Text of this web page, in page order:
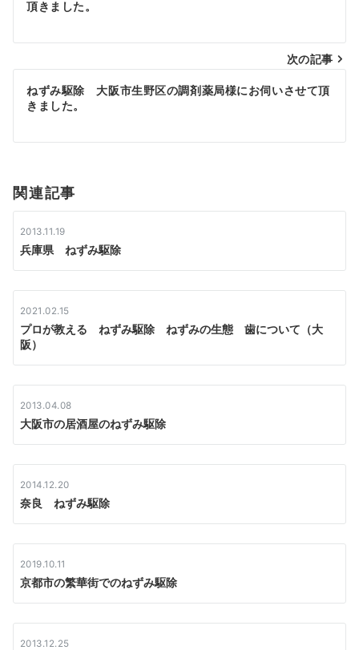
稿
ナ
ビ
ゲ
ョ
ン
頂きました。
次の記事
ねずみ駆除 大阪市生野区の調剤薬局様にお伺いさせて頂
きました。
関連記事
2013.11.19
兵庫県 ねずみ駆除
2021.02.15
プロが教える ねずみ駆除 ねずみの生態 歯について（大
阪）
2013.04.08
大阪市の居酒屋のねずみ駆除
2014.12.20
奈良 ねずみ駆除
2019.10.11
京都市の繁華街でのねずみ駆除
2013.12.25